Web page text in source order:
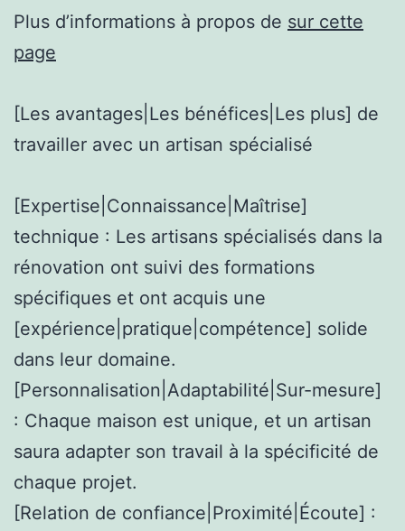
Plus d’informations à propos de sur cette
page
[Les avantages|Les bénéfices|Les plus] de
travailler avec un artisan spécialisé
[Expertise|Connaissance|Maîtrise]
technique : Les artisans spécialisés dans la
rénovation ont suivi des formations
spécifiques et ont acquis une
[expérience|pratique|compétence] solide
dans leur domaine.
[Personnalisation|Adaptabilité|Sur-mesure]
: Chaque maison est unique, et un artisan
saura adapter son travail à la spécificité de
chaque projet.
[Relation de confiance|Proximité|Écoute] :